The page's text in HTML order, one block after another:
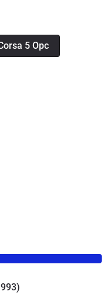
pour sa sonorité
non plus). Des
5 Opc